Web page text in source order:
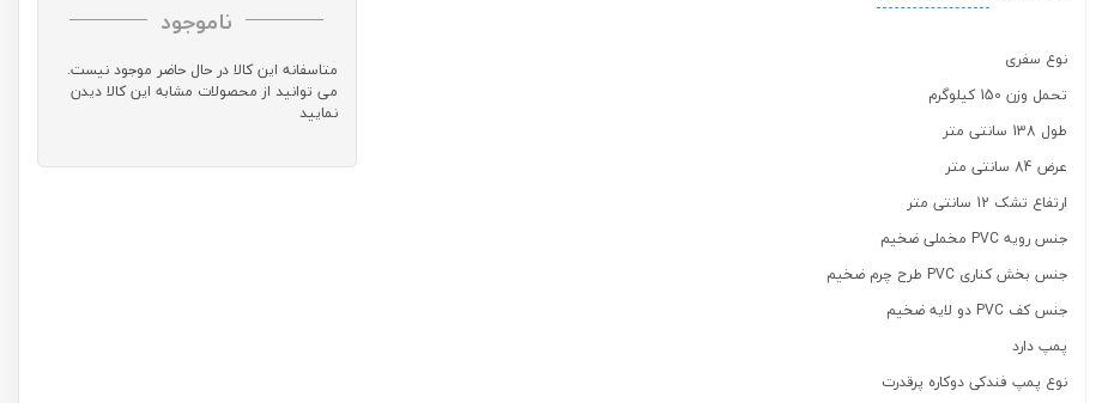
نوع سفری
تحمل وزن 150 کیلوگرم
طول 138 سانتی متر
عرض 84 سانتی متر
ارتفاع تشک 12 سانتی متر
جنس رویه PVC مخملی ضخیم
جنس بخش کناری PVC طرح چرم ضخیم
جنس کف PVC دو لایه ضخیم
پمپ دارد
نوع پمپ فندکی دوکاره پرقدرت
ناموجود
متاسفانه این کالا در حال حاضر موجود نیست.
می توانید از محصولات مشابه این کالا دیدن
نمایید